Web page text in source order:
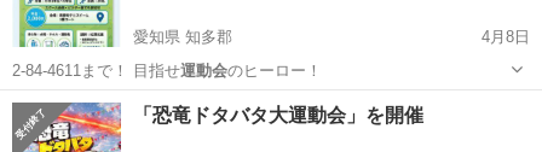
愛知県 知多郡
4月8日
2-84-4611まで！ 目指せ運動会のヒーロー！
愛知 知多郡 スポーツ 健康運動指導士
「恐竜ドタバタ大運動会」を開催